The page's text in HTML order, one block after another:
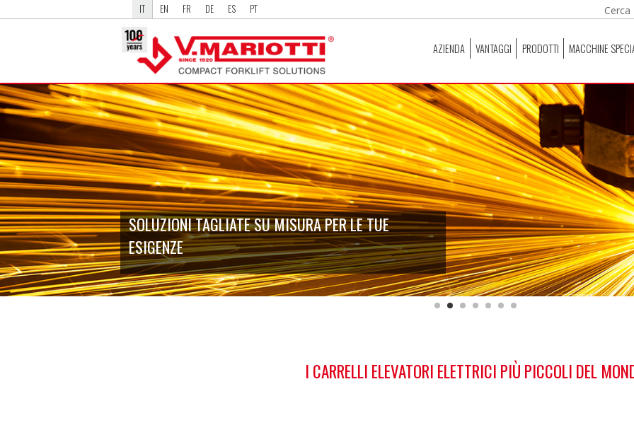
IT EN FR DE ES PT
AZIENDA VANTAGGI PRODOTTI MACCHINE
SOLUZIONI TAGLIATE SU MISURA PER LE TUE
ESIGENZE
I CARRELLI ELEVATORI ELETTRICI PIÙ PICCOLI DEL